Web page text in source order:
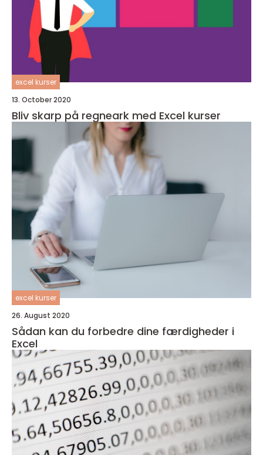
excel kurser
13. October 2020
Bliv skarp på regneark med Excel kurser
excel kurser
26. August 2020
Sådan kan du forbedre dine færdigheder i
Excel